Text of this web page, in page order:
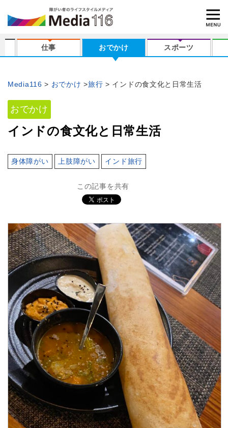
仕事 おでかけ スポーツ
Media116 おでかけ 旅行 インドの食文化と日常生活
おでかけ
インドの食文化と日常生活
身体障がい 上肢障がい インド旅行
この記事を共有